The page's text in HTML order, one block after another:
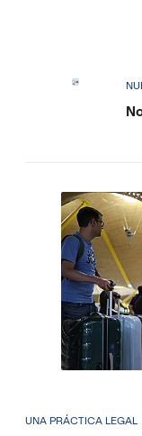
UNA PRÁCTICA LEGAL